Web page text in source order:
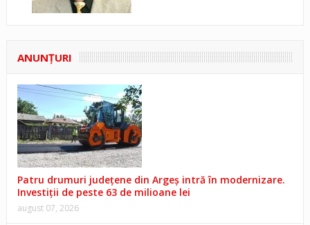
ANUNŢURI
Patru drumuri județene din Argeș intră în modernizare.
Investiții de peste 63 de milioane lei
august 07, 2026